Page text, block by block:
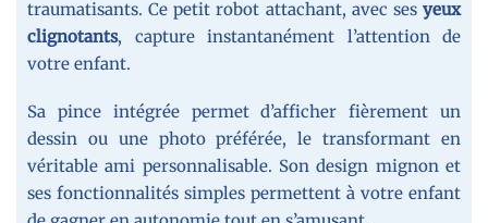
traumatisants. Ce petit robot attachant, avec ses yeux
clignotants, capture instantanément l’attention de
votre enfant.
Sa pince intégrée permet d’afficher fièrement un
dessin ou une photo préférée, le transformant en
véritable ami personnalisable. Son design mignon et
ses fonctionnalités simples permettent à votre enfant